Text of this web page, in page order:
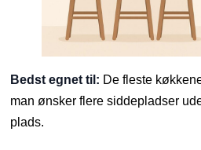
Bedst egnet til: De fleste
man ønsker flere siddepladser
plads.